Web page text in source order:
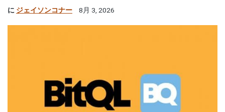
に ジェイソンコナー 8月 3, 2026